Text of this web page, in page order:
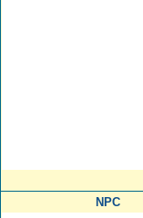
NPC